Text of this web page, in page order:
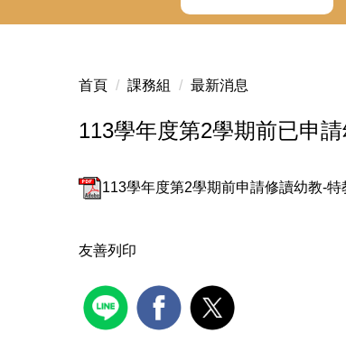
首頁 課務組 最新消息
113學年度第2學期前已申
113學年度第2學期前申請修讀幼教-
友善列印